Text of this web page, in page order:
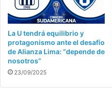
La U tendrá equilibrio y
protagonismo ante el desafío
de Alianza Lima: “depende de
nosotros”
23/09/2025